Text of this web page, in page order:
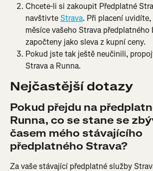
Chcete-li si zakoupit Předplatné
navštivte Strava. Při placení
měsíce vašeho Strava předplatného
započteny jako sleva z kupní ceny.
Pokud jste tak ještě neučinili,
Strava a Runna.
Nejčastější dotazy
Pokud přejdu na
Runna, co se stane se
časem mého stávajícího
předplatného Strava?
Za vaše stávající předplatné služby